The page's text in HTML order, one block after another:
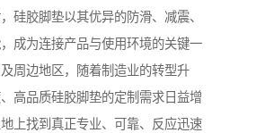
硅胶脚垫以其优异的防滑、减震、
成为连接产品与使用环境的关键一
周边地区，随着制造业的转型升
高品质硅胶脚垫的定制需求日益增
上找到真正专业、可靠、反应迅速